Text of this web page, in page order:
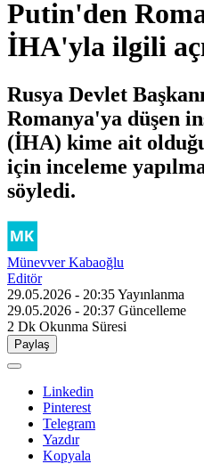
Putin'den
İHA'yla ilgili
Rusya Devlet
Romanya'ya düşen
(İHA) kime ait
için inceleme
söyledi.
Münevver Kabaoğlu
Editör
29.05.2026 - 20:35Yayınlanma
29.05.2026 - 20:37 Güncelleme
2 Dk Okunma Süresi
Paylaş
Linkedin
Pinterest
Telegram
Yazdır
Kopyala